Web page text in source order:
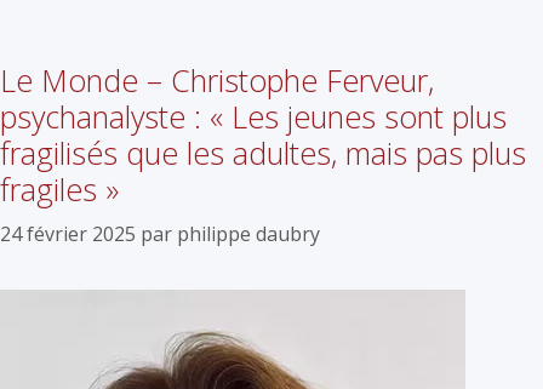
Le Monde – Christophe Ferveur,
psychanalyste : « Les jeunes sont plus
fragilisés que les adultes, mais pas plus
fragiles »
24 février 2025 par philippe daubry